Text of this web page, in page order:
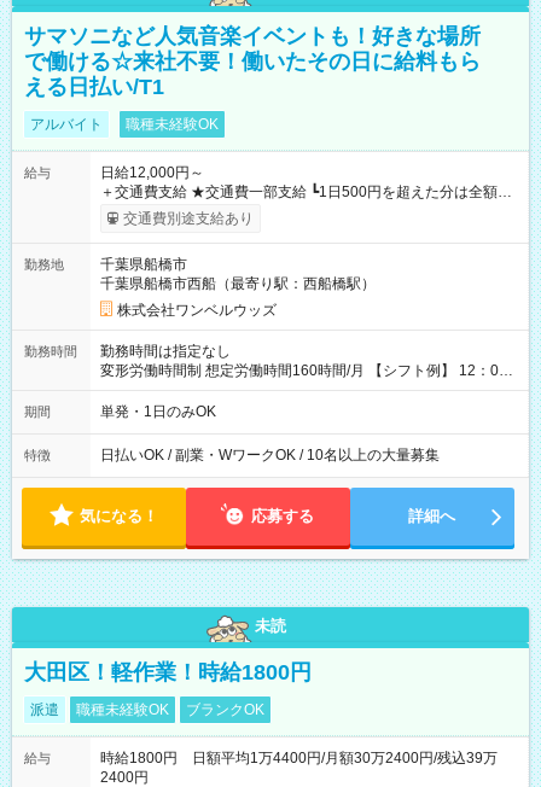
サマソニなど人気音楽イベントも！好きな場所
で働ける☆来社不要！働いたその日に給料もら
える日払い/T1
アルバイト 職種未経験OK
給与
日給12,000円～
＋交通費支給 ★交通費一部支給 ┗1日500円を超えた分は全額支
給！ ※往復500円以内の方は自己負担となります ★日払いOK！
（規定あり） ┗働いたその日に現金GET♪ お仕事後はコンビニ
なし
交通費別途支給あり
勤務地
千葉県船橋市
千葉県船橋市西船（最寄り駅：西船橋駅）
株式会社ワンベルウッズ
勤務時間
勤務時間は指定なし
変形労働時間制 想定労働時間160時間/月 【シフト例】 12：00
～22：00
期間 単発・1日のみOK
特徴 日払いOK / 副業・WワークOK / 10名以上の大量募集
気になる！ 応募する 詳細へ
未読
大田区！軽作業！時給1800円
派遣 職種未経験OK ブランクOK
給与
時給1800円 日額平均1万4400円/月額30万2400円/残込39万
2400円